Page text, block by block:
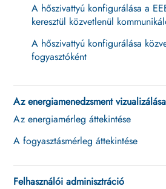
A hőszivattyú konfigurálása a
keresztül közvetlenül
A hőszivattyú konfigurálása
fogyasztóként
Az energiamenedzsment vizualizálása
Az energiamérleg áttekintése
A fogyasztásmérleg áttekintése
Felhasználói adminisztráció